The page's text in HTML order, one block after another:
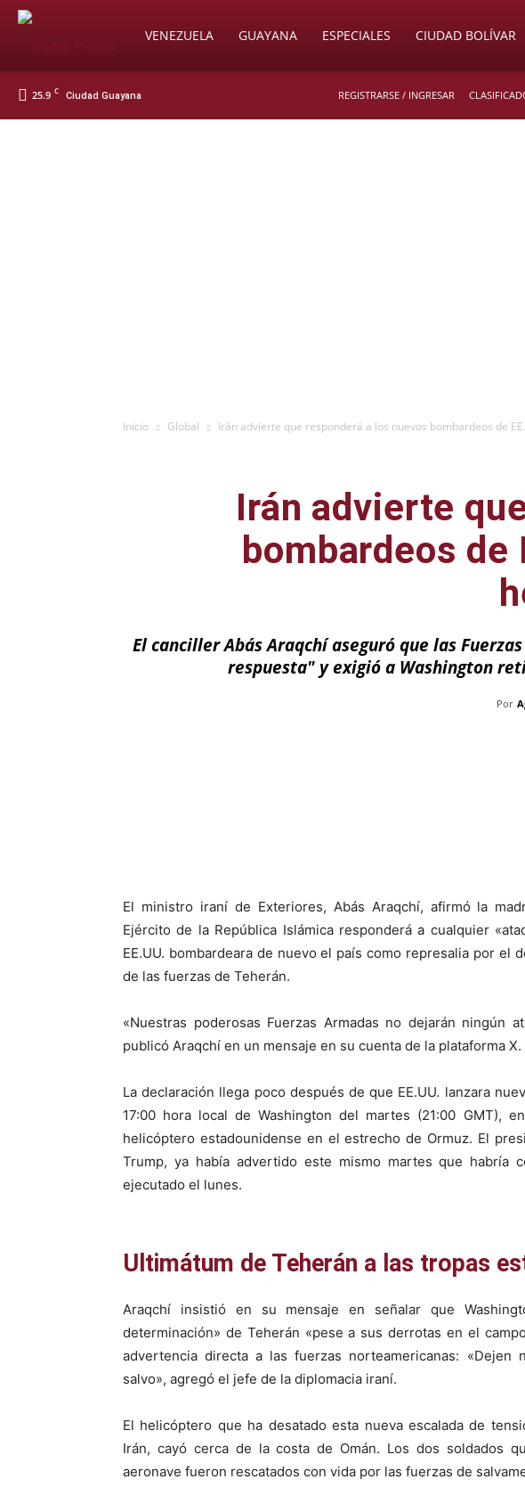
SoyVENEZUELA GUAYANA ESPECIALES CIUDAD BOLÍVAR
25.9 C Ciudad Guayana REGISTRARSE / INGRESAR
Inicio Global Irán advierte que responderá a los nuevos bombardeos de
Irán advierte
bombardeos de
El canciller Abás Araqchí aseguró que las
respuesta" y exigió a Washington
Por
El ministro iraní de Exteriores, Abás Araqchí, afirmó la
Ejército de la República Islámica responderá a cualquier
EE.UU. bombardeara de nuevo el país como represalia por el
de las fuerzas de Teherán.
«Nuestras poderosas Fuerzas Armadas no dejarán ningún
publicó Araqchí en un mensaje en su cuenta de la plataforma X.
La declaración llega poco después de que EE.UU. lanzara
17:00 hora local de Washington del martes (21:00 GMT),
helicóptero estadounidense en el estrecho de Ormuz. El
Trump, ya había advertido este mismo martes que habría
ejecutado el lunes.
Ultimátum de Teherán a las tropas
Araqchí insistió en su mensaje en señalar que
determinación» de Teherán «pese a sus derrotas en el
advertencia directa a las fuerzas norteamericanas:
salvo», agregó el jefe de la diplomacia iraní.
El helicóptero que ha desatado esta nueva escalada de
Irán, cayó cerca de la costa de Omán. Los dos soldados
aeronave fueron rescatados con vida por las fuerzas de